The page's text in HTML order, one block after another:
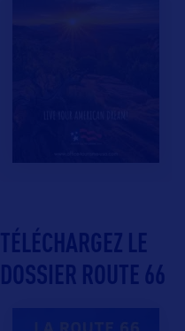
TÉLÉCHARGEZ LE
DOSSIER ROUTE 66